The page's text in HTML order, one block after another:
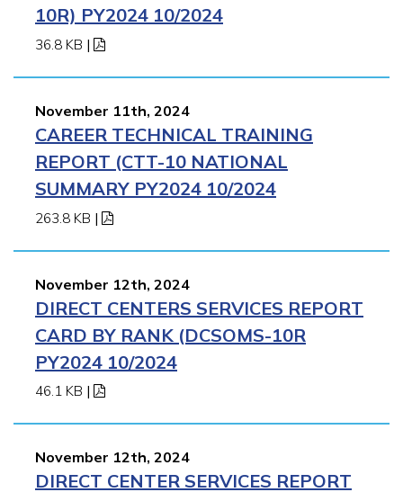
10R) PY2024 10/2024
36.8 KB |
November 11th, 2024
CAREER TECHNICAL TRAINING
REPORT (CTT-10 NATIONAL
SUMMARY PY2024 10/2024
263.8 KB |
November 12th, 2024
DIRECT CENTERS SERVICES REPORT
CARD BY RANK (DCSOMS-10R
PY2024 10/2024
46.1 KB |
November 12th, 2024
DIRECT CENTER SERVICES REPORT